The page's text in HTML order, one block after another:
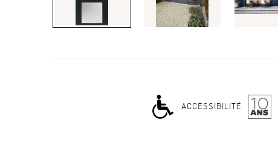
ACCESSIBILITÉ